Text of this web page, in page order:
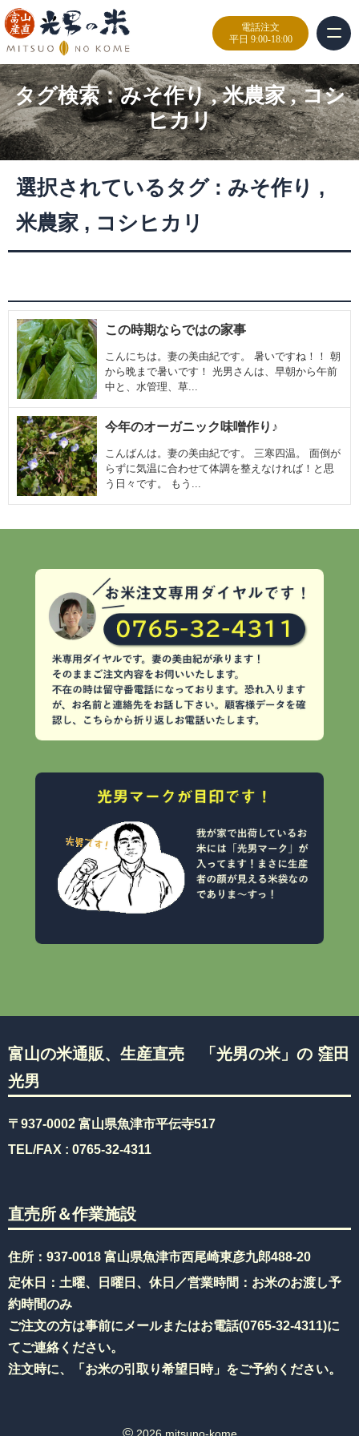
電話注文
平日 9:00-18:00
タグ検索：みそ作り,米農家,コシ
ヒカリ
選択されているタグ : みそ作り ,
米農家, コシヒカリ
この時期ならではの家事
こんにちは。妻の美由紀です。 暑いですね！！ 朝
から晩まで暑いです！ 光男さんは、早朝から午前
中と、水管理、草...
今年のオーガニック味噌作り♪
こんばんは。妻の美由紀です。 三寒四温。 面倒が
らずに気温に合わせて体調を整えなければ！と思
う日々です。 もう...
富山の米通販、生産直売 「光男の米」の 窪田
光男
〒937-0002 富山県魚津市平伝寺517
TEL/FAX : 0765-32-4311
直売所＆作業施設
住所：937-0018 富山県魚津市西尾崎東彦九郎488-20
定休日：土曜、日曜日、休日／営業時間：お米のお渡し予
約時間のみ
ご注文の方は事前にメールまたはお電話(0765-32-4311)に
てご連絡ください。
注文時に、「お米の引取り希望日時」をご予約ください。
©︎